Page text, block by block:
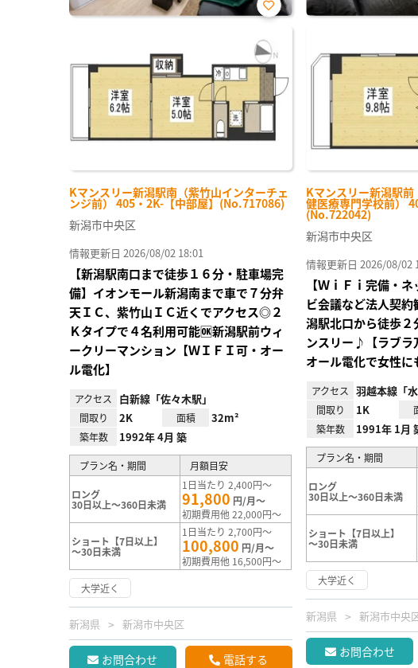
Kマンスリー新潟駅南（紫竹山インターチェ
ンジ前） 405・2K-【中部屋】(No.717086)
お気
り登
録
新潟市中央区
情報更新日 2026/08/02 18:01
【新潟駅南口まで徒歩１６分・駐車場完
備】イオンモール新潟南まで車で７分弁
天ＩＣ、紫竹山ＩＣ近くでアクセス◎２
Ｋタイプで４名利用可能🆗新潟駅前ウィ
ークリーマンション【ＷＩＦＩ可・オー
ル電化】
アクセス 白新線「佐々木駅」
間取り 2K 面積 32m²
築年数 1992年 4月 築
プラン名・期間 月額目安
ロング
30日以上～360日未満
1日当たり 2,400円～
91,800 円/月～
初期費用他 22,000円～
ショート【7日以上】
～30日未満
1日当たり 2,700円～
100,800 円/月～
初期費用他 16,500円～
大学近く
新潟県 新潟市中央区
お問合わせ 電話する
Kマンスリー新潟駅
健医療専門学校前）
(No.722042)
新潟市中央区
情報更新日 2026/08/02
【ＷｉＦｉ完備・
ビ会議など法人契
潟駅北口から徒歩
ンスリー♪【ラブラ
オール電化で女性に
アクセス 羽越本線「水
間取り 1K
築年数 1991年 1月
プラン名・期間
ロング
30日以上～360日未満
ショート【7日以上】
～30日未満
大学近く
新潟県 新潟市中央
お問合わせ